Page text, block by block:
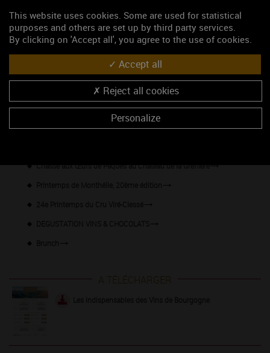
Les formules dégustations
Visite et pique-nique dans les vignes - Vitteaut-Alberti
31e Marché aux Vins
Arts et vins : quand la dégustation rencontre l'art
Chasse aux Œufs de Pâques au Château de la Greffière
A TÉLÉCHARGER
This website uses cookies. Some are used for statistical
purposes and others are set up by third party services.
By clicking on 'Accept all', you agree to the use of cookies.
Accept all
Reject all cookies
Personalize